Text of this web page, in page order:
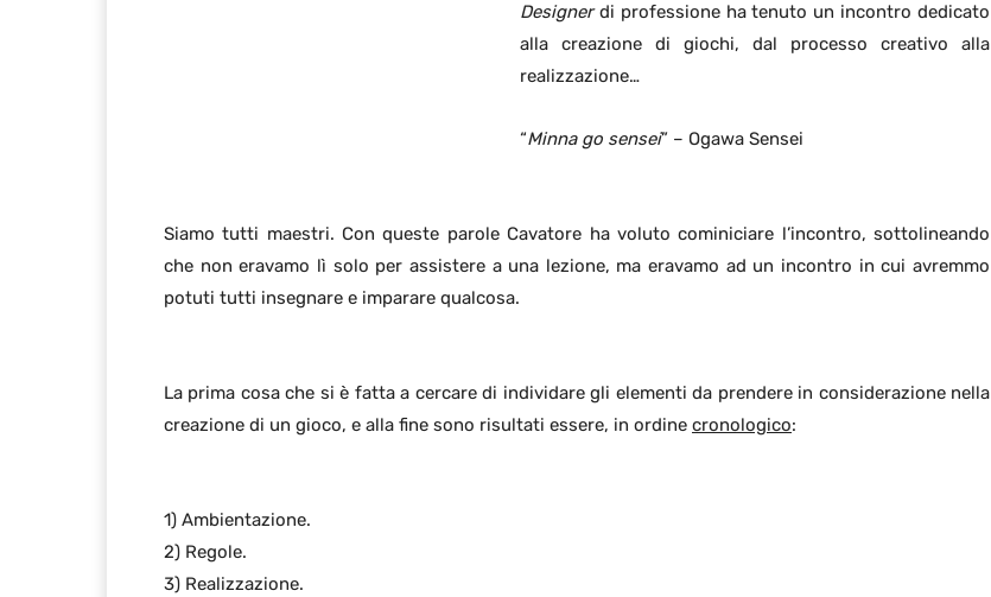
Designerdi professione ha tenuto un incontro dedicato
alla creazione di giochi, dal processo creativo alla
realizzazione…
“Minna go sensei” – Ogawa Sensei
Siamo tutti maestri. Con queste parole Cavatore ha voluto cominiciare l’incontro, sottolineando
che non eravamo lì solo per assistere a una lezione, ma eravamo ad un incontro in cui avremmo
potuti tutti insegnare e imparare qualcosa.
La prima cosa che si è fatta a cercare di individare gli elementi da prendere in considerazione nella
creazione di un gioco, e alla fine sono risultati essere, in ordine cronologico:
1) Ambientazione.
2) Regole.
3) Realizzazione.